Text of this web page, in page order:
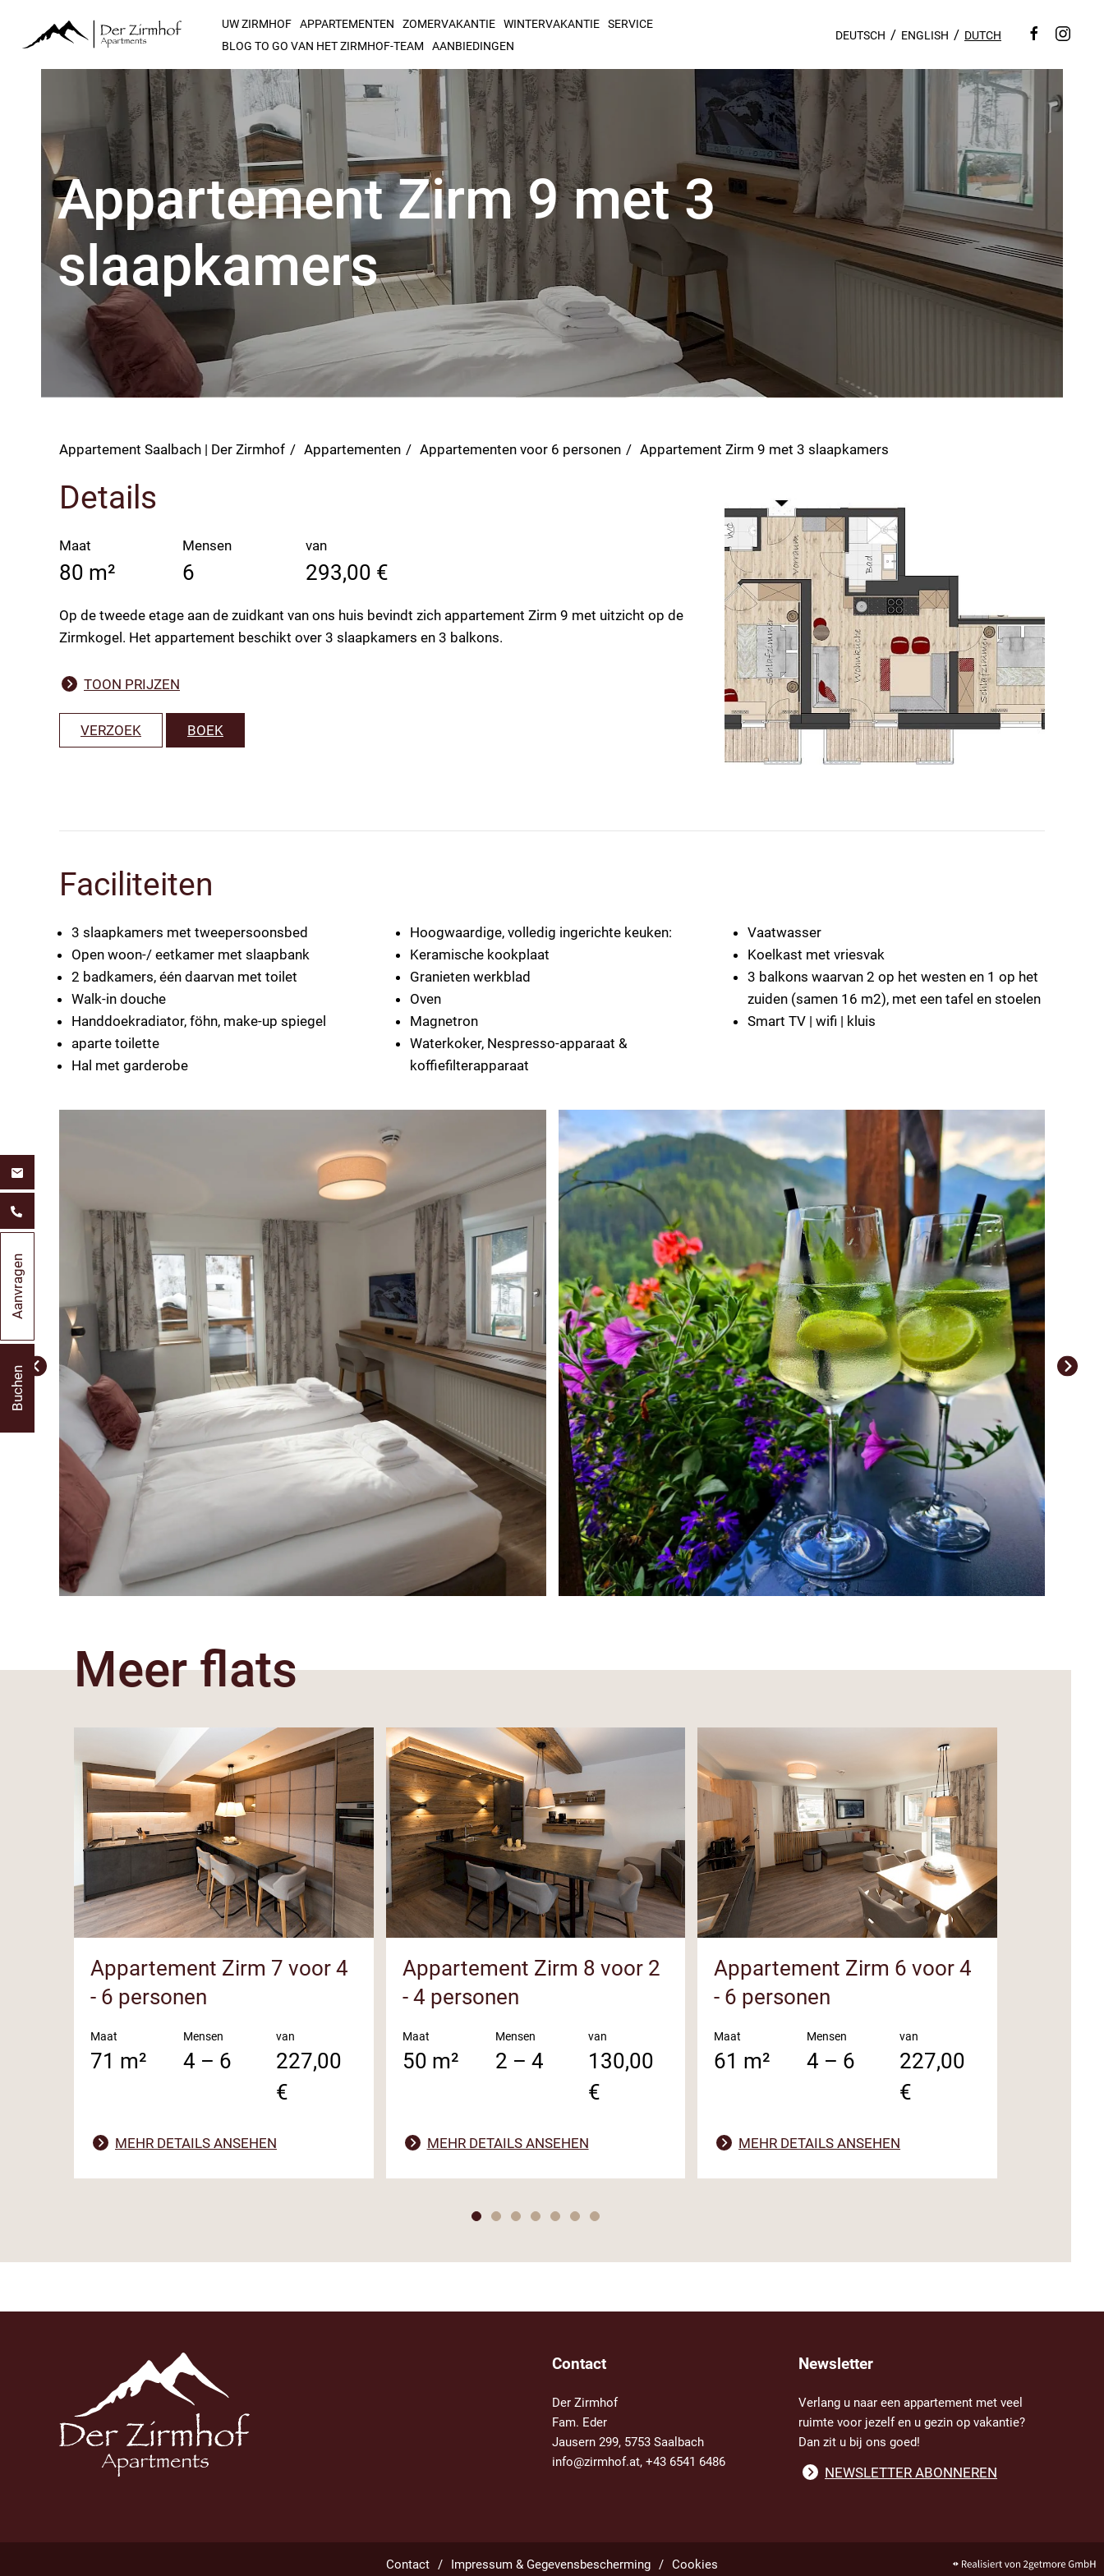
UW ZIRMHOF APPARTEMENTEN ZOMERVAKANTIE WINTERVAKANTIE
SERVICE
BLOG TO GO VAN HET ZIRMHOF-TEAM
AANBIEDINGEN
DEUTSCH ENGLISH DUTCH
Appartement Zirm 9 met 3
slaapkamers
Appartement Saalbach | Der Zirmhof Appartementen Appartementen voor 6 personen Appartement Zirm 9 met 3 slaapkamers
Details
Maat
80 m²
Mensen
6
van
293,00 €
Op de tweede etage aan de zuidkant van ons huis bevindt zich appartement Zirm 9 met uitzicht op de
Zirmkogel. Het appartement beschikt over 3 slaapkamers en 3 balkons.
TOON PRIJZEN
VERZOEK BOEK
Faciliteiten
3 slaapkamers met tweepersoonsbed
Open woon-/ eetkamer met slaapbank
2 badkamers, één daarvan met toilet
Walk-in douche
Handdoekradiator, föhn, make-up spiegel
aparte toilette
Hal met garderobe
Hoogwaardige, volledig ingerichte keuken:
Keramische kookplaat
Granieten werkblad
Oven
Magnetron
Waterkoker, Nespresso-apparaat &
koffiefilterapparaat
Vaatwasser
Koelkast met vriesvak
3 balkons waarvan 2 op het westen en 1 op het
zuiden (samen 16 m2), met een tafel en stoelen
Smart TV | wifi | kluis
Meer flats
Appartement Zirm 7 voor 4
- 6 personen
Maat
71 m²
Mensen
4 – 6
van
227,00
€
MEHR DETAILS ANSEHEN
Appartement Zirm 8 voor 2
- 4 personen
Maat
50 m²
Mensen
2 – 4
van
130,00
€
MEHR DETAILS ANSEHEN
Appartement Zirm 6 voor 4
- 6 personen
Maat
61 m²
Mensen
4 – 6
van
227,00
€
MEHR DETAILS ANSEHEN
Contact
Der Zirmhof
Fam. Eder
Jausern 299, 5753 Saalbach
info@zirmhof.at, +43 6541 6486
Newsletter
Verlang u naar een appartement met veel
ruimte voor jezelf en u gezin op vakantie?
Dan zit u bij ons goed!
NEWSLETTER ABONNEREN
Contact Impressum & Gegevensbescherming Cookies
Aanvragen
Buchen